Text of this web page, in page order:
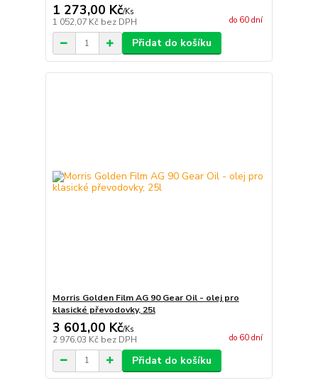
1 273,00 Kč/Ks
1 052,07 Kč bez DPH do 60 dní
Přidat do košíku
Morris Golden Film AG 90 Gear Oil - olej pro
klasické převodovky, 25l
3 601,00 Kč/Ks
2 976,03 Kč bez DPH do 60 dní
Přidat do košíku